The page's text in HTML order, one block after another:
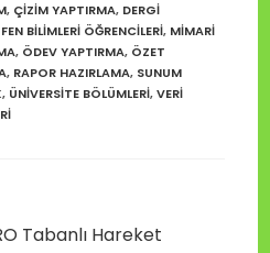
, ÇIZIM YAPTIRMA, DERGI
FEN BILIMLERI ÖĞRENCILERI, MIMARI
, ÖDEV YAPTIRMA, ÖZET
, RAPOR HAZIRLAMA, SUNUM
, ÜNIVERSITE BÖLÜMLERI, VERI
Tabanlı Hareket